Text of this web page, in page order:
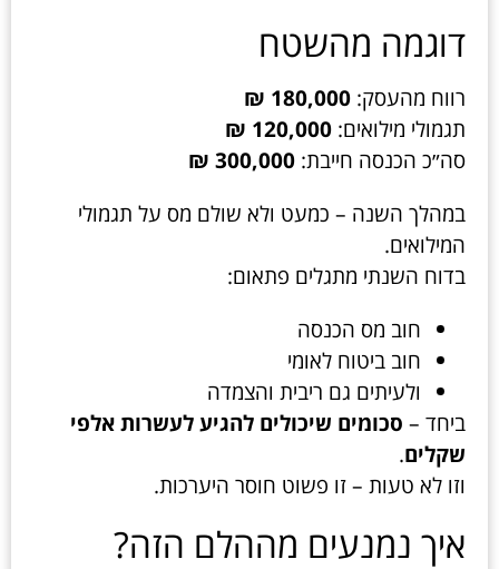
דוגמה מהשטח
רווח מהעסק: 180,000 ₪
תגמולי מילואים: 120,000 ₪
סה״כ הכנסה חייבת: 300,000 ₪
במהלך השנה – כמעט ולא שולם מס על תגמולי
המילואים.
בדוח השנתי מתגלים פתאום:
חוב מס הכנסה
חוב ביטוח לאומי
ולעיתים גם ריבית והצמדה
ביחד – סכומים שיכולים להגיע לעשרות אלפי
שקלים.
וזו לא טעות – זו פשוט חוסר היערכות.
איך נמנעים מההלם הזה?